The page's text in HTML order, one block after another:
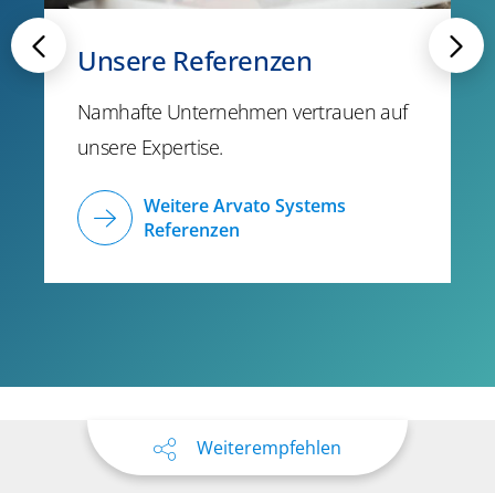
Unsere Referenzen
Namhafte Unternehmen vertrauen auf
unsere Expertise.
Weitere Arvato Systems
Referenzen
Weiterempfehlen